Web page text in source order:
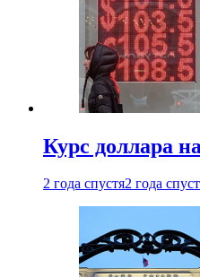
Курс доллара
2 года спустя2 года